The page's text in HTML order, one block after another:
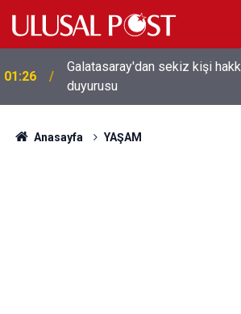
01:26
Galatasaray'dan sekiz kişi
duyurusu
Anasayfa YAŞAM